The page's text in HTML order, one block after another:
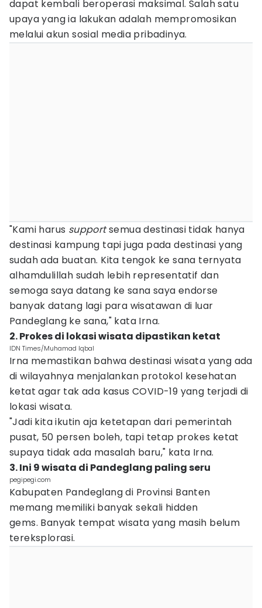
dapat kembali beroperasi maksimal. Salah satu
upaya yang ia lakukan adalah mempromosikan
melalui akun sosial media pribadinya.
"Kami harus supportsemua destinasi tidak hanya
destinasi kampung tapi juga pada destinasi yang
sudah ada buatan. Kita tengok ke sana ternyata
alhamdulillah sudah lebih representatif dan
semoga saya datang ke sana saya endorse
banyak datang lagi para wisatawan di luar
Pandeglang ke sana," kata Irna.
2. Prokes di lokasi wisata dipastikan ketat
IDN Times/Muhamad Iqbal
Irna memastikan bahwa destinasi wisata yang ada
di wilayahnya menjalankan protokol kesehatan
ketat agar tak ada kasus COVID-19 yang terjadi di
lokasi wisata.
"Jadi kita ikutin aja ketetapan dari pemerintah
pusat, 50 persen boleh, tapi tetap prokes ketat
supaya tidak ada masalah baru," kata Irna.
3. Ini 9 wisata di Pandeglang paling seru
pegipegi.com
Kabupaten Pandeglang di Provinsi Banten
memang memiliki banyak sekali hidden
gems. Banyak tempat wisata yang masih belum
tereksplorasi.